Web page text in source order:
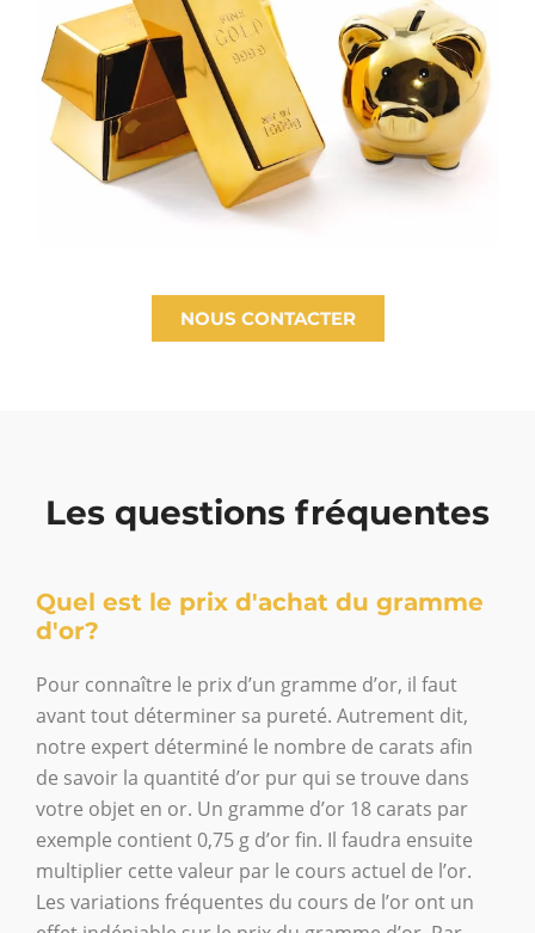
NOUS CONTACTER
Les questions fréquentes
Quel est le prix d'achat du gramme
d'or?
Pour connaître le prix d’un gramme d’or, il faut
avant tout déterminer sa pureté. Autrement dit,
notre expert déterminé le nombre de carats afin
de savoir la quantité d’or pur qui se trouve dans
votre objet en or. Un gramme d’or 18 carats par
exemple contient 0,75 g d’or fin. Il faudra ensuite
multiplier cette valeur par le cours actuel de l’or.
Les variations fréquentes du cours de l’or ont un